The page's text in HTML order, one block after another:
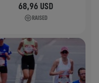
68,96 USD
RAISED